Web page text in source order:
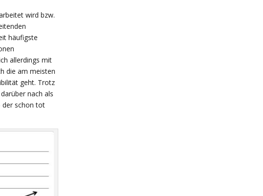
wird bzw.
häufigste
allerdings mit
die am meisten
geht. Trotz
nach als
der schon tot